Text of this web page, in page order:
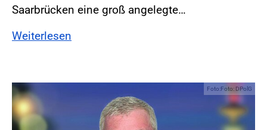
Saarbrücken eine groß angelegte…
Weiterlesen
Foto:Foto: DPolG